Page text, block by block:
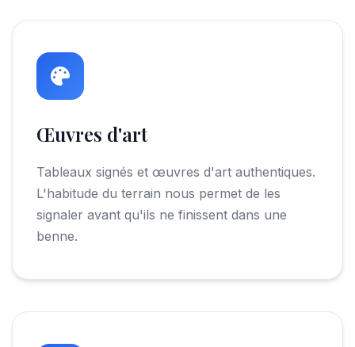
Œuvres d'art
Tableaux signés et œuvres d'art authentiques.
L'habitude du terrain nous permet de les
signaler avant qu'ils ne finissent dans une
benne.